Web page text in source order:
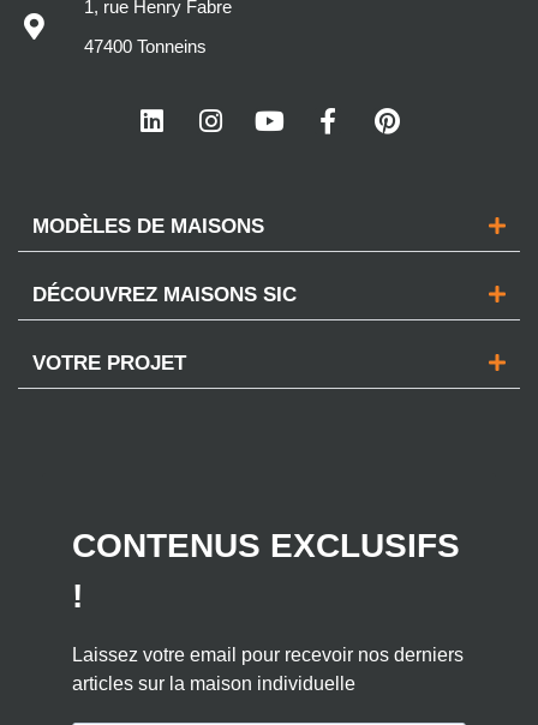
1, rue Henry Fabre
47400 Tonneins
MODÈLES DE MAISONS
DÉCOUVREZ MAISONS SIC
VOTRE PROJET